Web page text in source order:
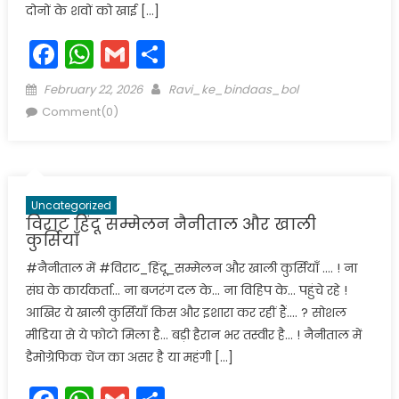
दोनों के शवों को खाई […]
Facebook
WhatsApp
GmailShare
Posted
on
February 22, 2026 Author
Ravi_ke_bindaas_bol
Comment(0)
Uncategorized
विराट हिंदू सम्मेलन नैनीताल और खाली
कुर्सियाँ
#नैनीताल में #विराट_हिंदू_सम्मेलन और खाली कुर्सियाँ …. ! ना
संघ के कार्यकर्ता… ना बजरंग दल के… ना विहिप के… पहुंचे रहे !
आखिर ये खाली कुर्सियाँ किस और इशारा कर रहीं हैं…. ? सोशल
मीडिया से ये फोटो मिला है… बड़ी हैरान भर तस्वीर है… ! नैनीताल में
डैमोग्रेफिक चेंज का असर है या महंगी […]